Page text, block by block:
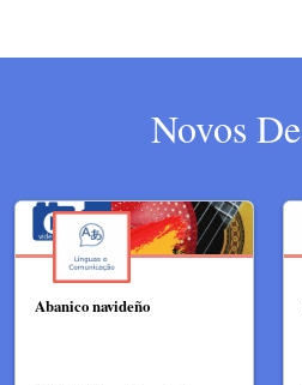
Novos
Abanico navideño